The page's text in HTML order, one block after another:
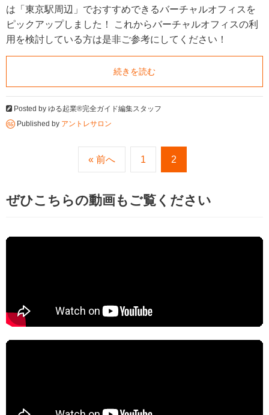
は「東京駅周辺」でおすすめできるバーチャルオフィスを
ピックアップしました！ これからバーチャルオフィスの利
用を検討している方は是非ご参考にしてください！
続きを読む
Posted by ゆる起業®完全ガイド編集スタッフ
Published by アントレサロン
« 前へ 1 2
ぜひこちらの動画もご覧ください